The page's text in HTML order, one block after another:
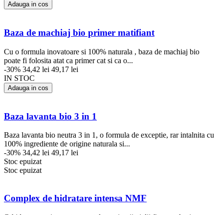
Adauga in cos
Baza de machiaj bio primer matifiant
Cu o formula inovatoare si 100% naturala , baza de machiaj bio
poate fi folosita atat ca primer cat si ca o...
-30% 34,42 lei 49,17 lei
IN STOC
Adauga in cos
Baza lavanta bio 3 in 1
Baza lavanta bio neutra 3 in 1, o formula de exceptie, rar intalnita cu
100% ingrediente de origine naturala si...
-30% 34,42 lei 49,17 lei
Stoc epuizat
Stoc epuizat
Complex de hidratare intensa NMF